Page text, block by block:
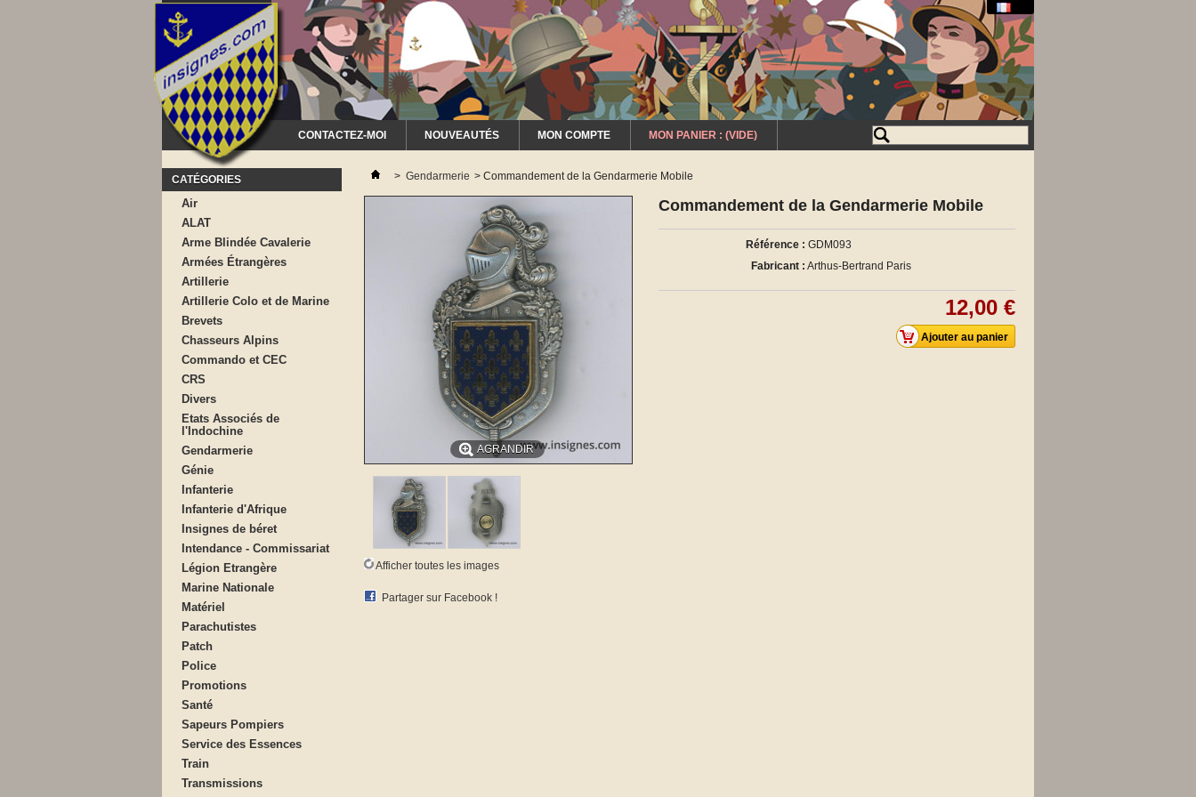
CONTACTEZ-MOI NOUVEAUTÉS MON COMPTE MON PANIER : (VIDE)
CATÉGORIES
Air
ALAT
Arme Blindée Cavalerie
Armées Étrangères
Artillerie
Artillerie Colo et de Marine
Brevets
Chasseurs Alpins
Commando et CEC
CRS
Divers
Etats Associés de
l'Indochine
Gendarmerie
Génie
Infanterie
Infanterie d'Afrique
Insignes de béret
Intendance - Commissariat
Légion Etrangère
Marine Nationale
Matériel
Parachutistes
Patch
Police
Promotions
Santé
Sapeurs Pompiers
Service des Essences
Train
Transmissions
> Gendarmerie > Commandement de la Gendarmerie Mobile
AGRANDIR
Afficher toutes les images
Partager sur Facebook !
Commandement de la Gendarmerie Mobile
Référence : GDM093
Fabricant : Arthus-Bertrand Paris
12,00 €